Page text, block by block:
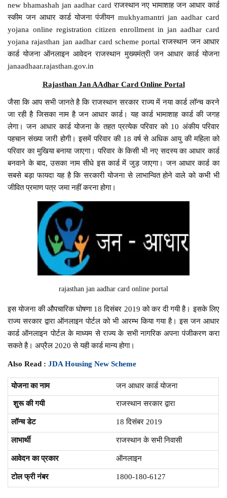
new bhamashah jan aadhar card राजस्थान नए भामाशाह जन आधार कार्ड
स्कीम जन आधार कार्ड योजना पंजीयन mukhyamantri jan aadhar card
yojana online registration citizen enrollment in jan aadhar card
yojana rajasthan jan aadhar card scheme portal राजस्थान जन आधार
कार्ड योजना ऑनलाइन आवेदन राजस्थान मुख्यमंत्री जन आधार कार्ड योजना
janaadhaar.rajasthan.gov.in
Rajasthan Jan AAdhar Card Online Portal
जैसा कि आप सभी जानते है कि राजस्थान सरकार राज्य में नया कार्ड लॉन्च करने
जा रही है जिसका नाम है जन आधार कार्ड। यह कार्ड भामाशाह कार्ड की जगह
लेगा। जन आधार कार्ड योजना के तहत प्रत्येक परिवार को 10 अंकीय परिवार
पहचान संख्या जारी होगी। इसमें परिवार की 18 वर्ष से अधिक आयु की महिला को
परिवार का मुखिया बनाया जाएगा। परिवार के किसी भी नए सदस्य का आधार कार्ड
बनवाने के बाद, उसका नाम सीधे इस कार्ड में जुड़ जाएगा। जन आधार कार्ड का
सबसे बड़ा फायदा यह है कि सरकारी योजना से लाभान्वित होने वाले को कभी भी
जीवित प्रमाण पत्र जमा नहीं करना होगा।
rajasthan jan aadhar card online portal
इस योजना की औपचारिक घोषणा 18 दिसंबर 2019 को कर दी गयी है। इसके लिए
राज्य सरकार द्वारा ऑनलाइन पोर्टल को भी आरम्भ किया गया है। इस जन आधार
कार्ड ऑनलाइन पोर्टल के माध्यम से राज्य के सभी नागरिक अपना पंजीकरण करा
सकते है। अप्रैल 2020 से यही कार्ड मान्य होगा।
Also Read :JDA Housing New Scheme
योजना का नाम जन आधार कार्ड योजना
शुरू की गयी राजस्थान सरकार द्वारा
लॉन्च डेट 18 दिसंबर 2019
लाभार्थी राजस्थान के सभी निवासी
आवेदन का प्रकार ऑनलाइन
टोल फ्री नंबर 1800-180-6127